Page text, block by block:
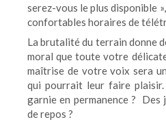
serez-vous le plus disponible
confortables horaires de
La brutalité du terrain donne
moral que toute votre
maîtrise de votre voix sera
qui pourrait leur faire
garnie en permanence ? Des
de repos ?